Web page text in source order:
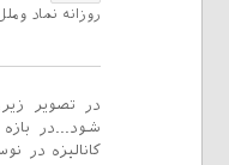
روزانه نماد
در تصویر
شود...در
کانالیزه